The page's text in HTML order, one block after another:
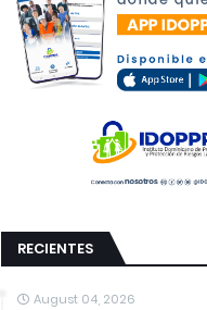
RECIENTES
August 04, 2026